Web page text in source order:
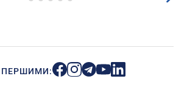
ПЕРШИМИ: